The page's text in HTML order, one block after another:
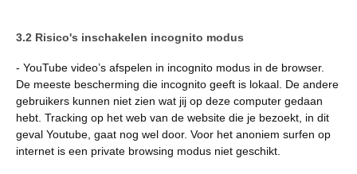
3.2 Risico's inschakelen incognito modus
- YouTube video’s afspelen in incognito modus in de browser.
De meeste bescherming die incognito geeft is lokaal. De andere
gebruikers kunnen niet zien wat jij op deze computer gedaan
hebt. Tracking op het web van de website die je bezoekt, in dit
geval Youtube, gaat nog wel door. Voor het anoniem surfen op
internet is een private browsing modus niet geschikt.